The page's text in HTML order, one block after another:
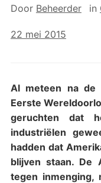
Door Beheerder in
22 mei 2015
Al meteen na de
Eerste
geruchten dat
industriëlen
hadden dat
blijven staan. De
tegen inmenging,